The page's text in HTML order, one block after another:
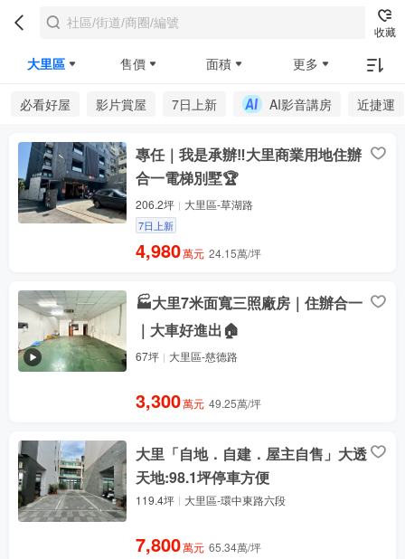
收藏
大里區 售價 面積 更多
必看好屋 影片賞屋 7日上新 AI影音講房 近捷運
專任｜我是承辦‼️大里商業用地住辦
合一電梯別墅🏆
206.2坪 大里區-草湖路
7日上新
4,980萬元 24.15萬/坪
🏭大里7米面寬三照廠房｜住辦合一
｜大車好進出🏠
67坪 大里區-慈德路
3,300萬元 49.25萬/坪
大里「自地．自建．屋主自售」大透
天地:98.1坪停車方便
119.4坪 大里區-環中東路六段
7,800萬元 65.34萬/坪